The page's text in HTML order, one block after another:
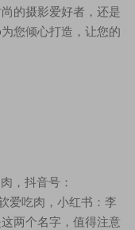
的摄影爱好者，还是
您倾心打造，让您的
，抖音号：
爱吃肉，小红书：李
两个名字，值得注意